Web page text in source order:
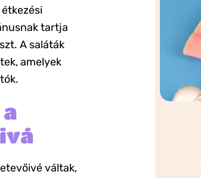
tartja
A saláták
amelyek
váltak,